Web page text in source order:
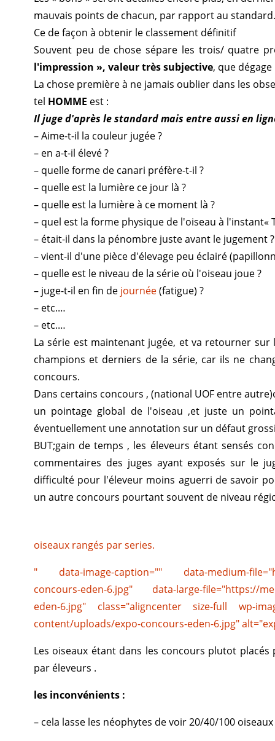
mauvais points de chacun, par rapport au standard.
Ce de façon à obtenir le classement définitif
Souvent peu de chose sépare les trois/ quatre
l'impression », valeur très subjective, que
La chose première à ne jamais oublier dans les
tel HOMME est :
Il juge d'après le standard mais entre aussi en
– Aime-t-il la couleur jugée ?
– en a-t-il élevé ?
– quelle forme de canari préfère-t-il ?
– quelle est la lumière ce jour là ?
– quelle est la lumière à ce moment là ?
– quel est la forme physique de l'oiseau à l'instant«
– était-il dans la pénombre juste avant le jugement ?
– vient-il d'une pièce d'élevage peu éclairé
– quelle est le niveau de la série où l'oiseau joue ?
– juge-t-il en fin de journée(fatigue) ?
– etc.…
– etc.…
La série est maintenant jugée, et va retourner
champions et derniers de la série, car ils ne
concours.
Dans certains concours , (national UOF entre
un pointage global de l'oiseau ,et juste un
éventuellement une annotation sur un défaut
BUT;gain de temps , les éleveurs étant sensés
commentaires des juges ayant exposés sur le
difficulté pour l'éleveur moins aguerri de savoir
un autre concours pourtant souvent de niveau
oiseaux rangés par series.
" data-image-caption="" data-medium-
concours-eden-6.jpg" data-large-file="https://
eden-6.jpg" class="aligncenter size-full wp-
content/uploads/expo-concours-eden-6.jpg"
Les oiseaux étant dans les concours plutot
par éleveurs .
les inconvénients :
– cela lasse les néophytes de voir 20/40/100